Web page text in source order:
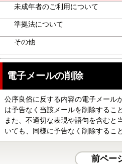
未成年者のご利用について
準拠法について
その他
電子メールの削除
公序良俗に反する内容の電子メール
は予告なく当該メールを削除するこ
また、不適切な表現や語句を含むと
いても、同様に予告なく削除するこ
前ペー